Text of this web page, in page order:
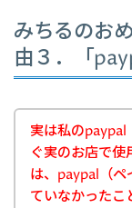
みちるのお
由３．「
実は私のpaypal
ぐ実のお店で使
は、paypal（ペ
ていなかったこ